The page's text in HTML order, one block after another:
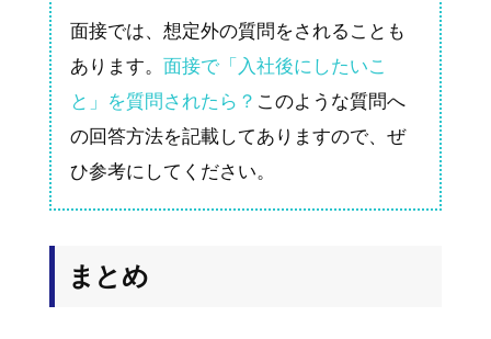
面接では、想定外の質問をされることも
あります。 面接で「入社後にしたいこ
と」を質問されたら？ このような質問へ
の回答方法を記載してありますので、ぜ
ひ参考にしてください。
まとめ